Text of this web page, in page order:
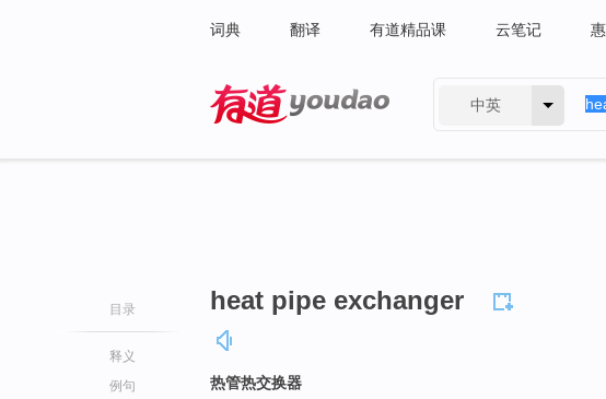
词典 翻译 有道精品课 云笔记
中英
目录
释义
例句
heat pipe exchanger
热管热交换器